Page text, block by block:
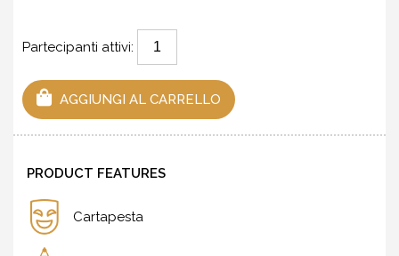
Partecipanti attivi:
AGGIUNGI AL CARRELLO
PRODUCT FEATURES
Cartapesta